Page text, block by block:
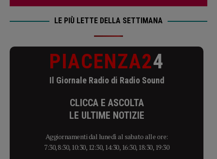
LE PIÙ LETTE DELLA SETTIMANA
PIACENZA24
Il Giornale Radio di Radio Sound
CLICCA E ASCOLTA
LE ULTIME NOTIZIE
Aggiornamenti dal lunedì al sabato alle ore:
7:30, 8:30, 10:30, 12:30, 14:30, 16:30, 18:30, 19:30